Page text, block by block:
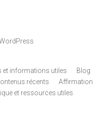
et informations utiles
Blog
récents
Affirmation
et ressources utiles